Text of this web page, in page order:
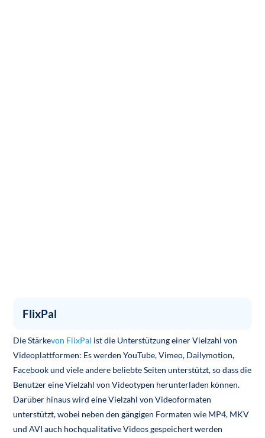
FlixPal
Die Stärkevon FlixPal ist die Unterstützung einer Vielzahl von
Videoplattformen: Es werden YouTube, Vimeo, Dailymotion,
Facebook und viele andere beliebte Seiten unterstützt, so dass die
Benutzer eine Vielzahl von Videotypen herunterladen können.
Darüber hinaus wird eine Vielzahl von Videoformaten
unterstützt, wobei neben den gängigen Formaten wie MP4, MKV
und AVI auch hochqualitative Videos gespeichert werden